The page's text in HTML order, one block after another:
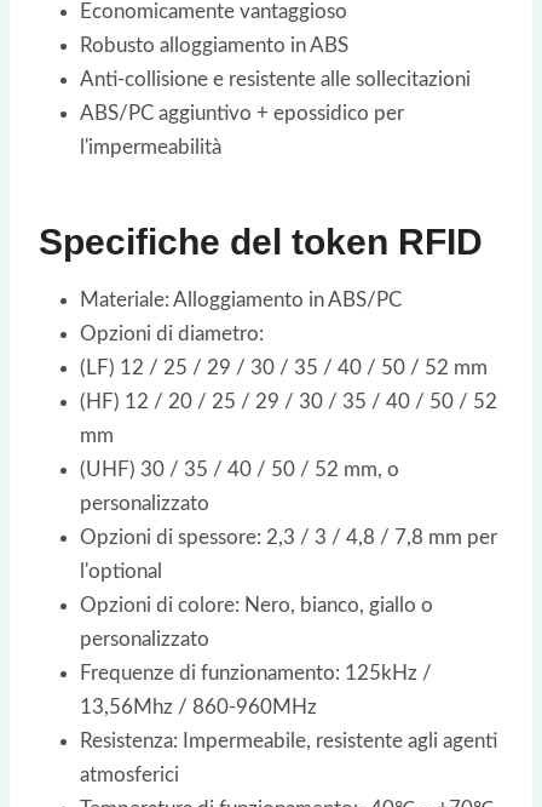
Economicamente vantaggioso
Robusto alloggiamento in ABS
Anti-collisione e resistente alle sollecitazioni
ABS/PC aggiuntivo + epossidico per
l'impermeabilità
Specifiche del token RFID
Materiale: Alloggiamento in ABS/PC
Opzioni di diametro:
(LF) 12 / 25 / 29 / 30 / 35 / 40 / 50 / 52 mm
(HF) 12 / 20 / 25 / 29 / 30 / 35 / 40 / 50 / 52
mm
(UHF) 30 / 35 / 40 / 50 / 52 mm, o
personalizzato
Opzioni di spessore: 2,3 / 3 / 4,8 / 7,8 mm per
l'optional
Opzioni di colore: Nero, bianco, giallo o
personalizzato
Frequenze di funzionamento: 125kHz /
13,56Mhz / 860-960MHz
Resistenza: Impermeabile, resistente agli agenti
atmosferici